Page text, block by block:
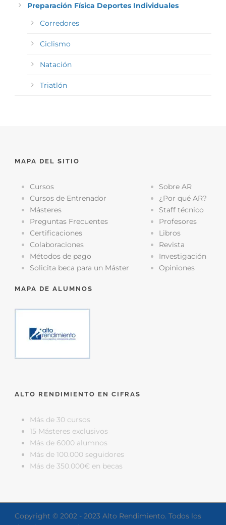
Preparación Física Deportes Individuales
Corredores
Ciclismo
Natación
Triatlón
MAPA DEL SITIO
Cursos
Cursos de Entrenador
Másteres
Preguntas Frecuentes
Certificaciones
Colaboraciones
Métodos de pago
Solicita beca para un Máster
Sobre AR
¿Por qué AR?
Staff técnico
Profesores
Libros
Revista
Investigación
Opiniones
MAPA DE ALUMNOS
ALTO RENDIMIENTO EN CIFRAS
Más de 30 cursos
15 Másteres exclusivos
Más de 6000 alumnos
Más de 100.000 seguidores
Más de 350.000€ en becas
Copyright © 2002 - 2023 Alto Rendimiento. Todos los